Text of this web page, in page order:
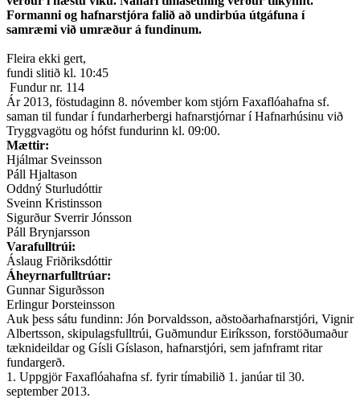
Formanni og hafnarstjóra falið að undirbúa útgáfuna í
samræmi við umræður á fundinum.
Fleira ekki gert,
fundi slitið kl. 10:45
Fundur nr. 114
Ár 2013, föstudaginn 8. nóvember kom stjórn Faxaflóahafna sf.
saman til fundar í fundarherbergi hafnarstjórnar í Hafnarhúsinu við
Tryggvagötu og hófst fundurinn kl. 09:00.
Mættir:
Hjálmar Sveinsson
Páll Hjaltason
Oddný Sturludóttir
Sveinn Kristinsson
Sigurður Sverrir Jónsson
Páll Brynjarsson
Varafulltrúi:
Áslaug Friðriksdóttir
Áheyrnarfulltrúar:
Gunnar Sigurðsson
Erlingur Þorsteinsson
Auk þess sátu fundinn: Jón Þorvaldsson, aðstoðarhafnarstjóri, Vignir
Albertsson, skipulagsfulltrúi, Guðmundur Eiríksson, forstöðumaður
tæknideildar og Gísli Gíslason, hafnarstjóri, sem jafnframt ritar
fundargerð.
1. Uppgjör Faxaflóahafna sf. fyrir tímabilið 1. janúar til 30.
september 2013.